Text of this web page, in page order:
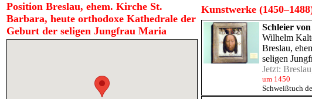
Position Breslau, ehem. Kirche St.
Barbara, heute orthodoxe Kathedrale der
Geburt der seligen Jungfrau Maria
Kunstwerke
Schleier
Wilhelm
Breslau,
seligen
Jetzt:
um 1450
Schweißtuch